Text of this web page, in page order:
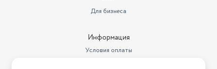
Для бизнеса
Информация
Условия оплаты